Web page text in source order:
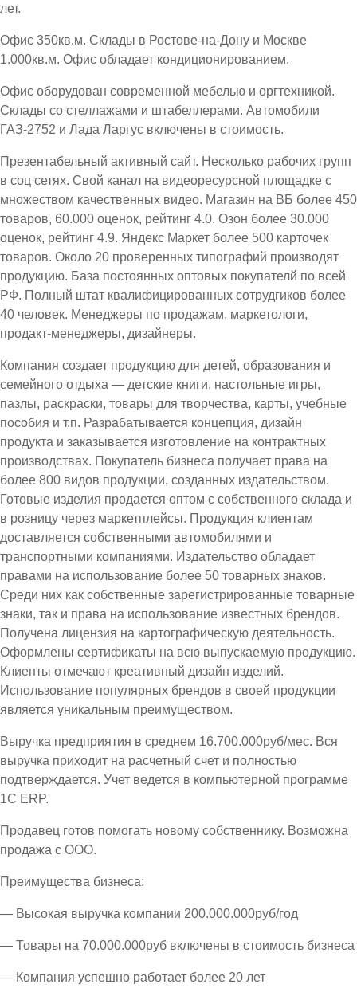
лет.
Офис 350кв.м. Склады в Ростове-на-Дону и Москве
1.000кв.м. Офис обладает кондиционированием.
Офис оборудован современной мебелью и оргтехникой.
Склады со стеллажами и штабеллерами. Автомобили
ГАЗ-2752 и Лада Ларгус включены в стоимость.
Презентабельный активный сайт. Несколько рабочих групп
в соц сетях. Свой канал на видеоресурсной площадке с
множеством качественных видео. Магазин на ВБ более 450
товаров, 60.000 оценок, рейтинг 4.0. Озон более 30.000
оценок, рейтинг 4.9. Яндекс Маркет более 500 карточек
товаров. Около 20 проверенных типографий производят
продукцию. База постоянных оптовых покупателй по всей
РФ. Полный штат квалифицированных сотрудгиков более
40 человек. Менеджеры по продажам, маркетологи,
продакт-менеджеры, дизайнеры.
Компания создает продукцию для детей, образования и
семейного отдыха — детские книги, настольные игры,
пазлы, раскраски, товары для творчества, карты, учебные
пособия и т.п. Разрабатывается концепция, дизайн
продукта и заказывается изготовление на контрактных
производствах. Покупатель бизнеса получает права на
более 800 видов продукции, созданных издательством.
Готовые изделия продается оптом с собственного склада и
в розницу через маркетплейсы. Продукция клиентам
доставляется собственными автомобилями и
транспортными компаниями. Издательство обладает
правами на использование более 50 товарных знаков.
Среди них как собственные зарегистрированные товарные
знаки, так и права на использование известных брендов.
Получена лицензия на картографическую деятельность.
Оформлены сертификаты на всю выпускаемую продукцию.
Клиенты отмечают креативный дизайн изделий.
Использование популярных брендов в своей продукции
является уникальным преимуществом.
Выручка предприятия в среднем 16.700.000руб/мес. Вся
выручка приходит на расчетный счет и полностью
подтверждается. Учет ведется в компьютерной программе
1С ЕRP.
Продавец готов помогать новому собственнику. Возможна
продажа с ООО.
Преимущества бизнеса:
— Высокая выручка компании 200.000.000руб/год
— Товары на 70.000.000руб включены в стоимость бизнеса
— Компания успешно работает более 20 лет